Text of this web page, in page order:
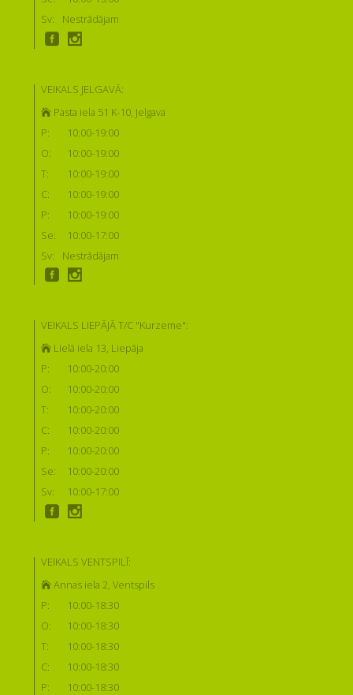
Sv:
Nestrādājam
VEIKALS JELGAVĀ:
Pasta iela 51 K-10, Jelgava
P:
10:00-19:00
O:
10:00-19:00
T:
10:00-19:00
C:
10:00-19:00
P:
10:00-19:00
Se:
10:00-17:00
Sv:
Nestrādājam
VEIKALS LIEPĀJĀ T/C "Kurzeme":
Lielā iela 13, Liepāja
P:
10:00-20:00
O:
10:00-20:00
T:
10:00-20:00
C:
10:00-20:00
P:
10:00-20:00
Se:
10:00-20:00
Sv:
10:00-17:00
VEIKALS VENTSPILĪ:
Annas iela 2, Ventspils
P:
10:00-18:30
O:
10:00-18:30
T:
10:00-18:30
C:
10:00-18:30
P:
10:00-18:30